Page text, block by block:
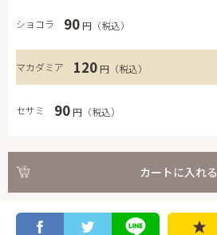
ショコラ 90円（税込）
マカダミア 120円（税込）
セサミ 90円（税込）
カートに入れる